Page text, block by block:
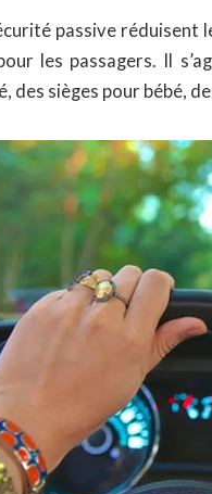
passive réduisent
les passagers. Il
des sièges pour bébé,